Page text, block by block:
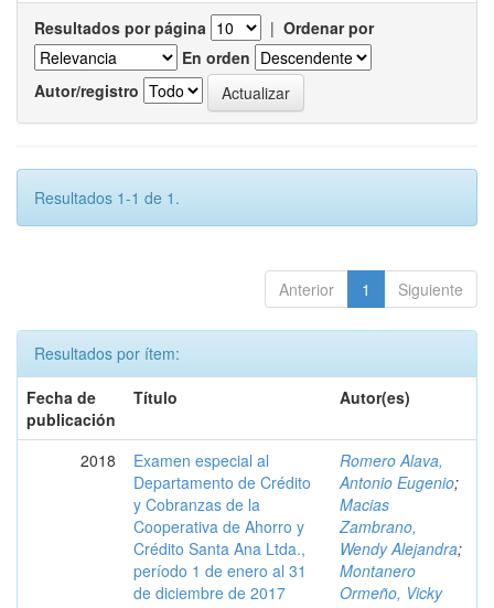
Resultados por página | Ordenar por
En orden
Autor/registro
Resultados 1-1 de 1.
Anterior 1 Siguiente
Resultados por ítem:
Fecha de
publicación
Título Autor(es)
2018
Examen especial al
Departamento de Crédito
y Cobranzas de la
Cooperativa de Ahorro y
Crédito Santa Ana Ltda.,
período 1 de enero al 31
de diciembre de 2017
Romero Alava,
Antonio Eugenio;
Macias
Zambrano,
Wendy Alejandra;
Montanero
Ormeño, Vicky